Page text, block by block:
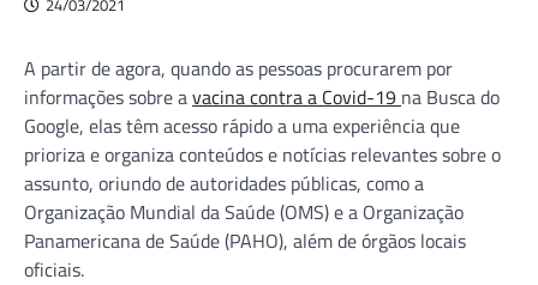
24/03/2021
A partir de agora, quando as pessoas procurarem por
informações sobre avacina contra a Covid-19 na Busca do
Google, elas têm acesso rápido a uma experiência que
prioriza e organiza conteúdos e notícias relevantes sobre o
assunto, oriundo de autoridades públicas, como a
Organização Mundial da Saúde (OMS) e a Organização
Panamericana de Saúde (PAHO), além de órgãos locais
oficiais.